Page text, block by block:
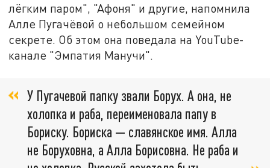
лёгким паром", "Афоня" и другие, напомнила
Алле Пугачёвой о небольшом семейном
секрете. Об этом она поведала на YouTube-
канале "Эмпатия Манучи".
У Пугачевой папку звали Борух. А она, не
холопка и раба, переименовала папу в
Бориску. Бориска — славянское имя. Алла
не Боруховна, а Алла Борисовна. Не раба и